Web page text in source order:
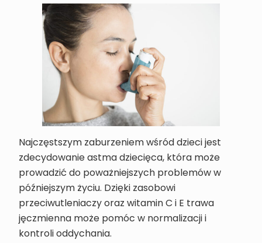
Najczęstszym zaburzeniem wśród dzieci jest
zdecydowanie astma dziecięca, która może
prowadzić do poważniejszych problemów w
późniejszym życiu. Dzięki zasobowi
przeciwutleniaczy oraz witamin C i E trawa
jęczmienna może pomóc w normalizacji i
kontroli oddychania.